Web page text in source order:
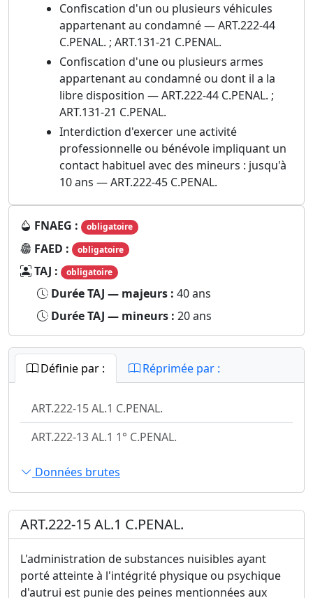
Confiscation d'un ou plusieurs véhicules
appartenant au condamné — ART.222-44
C.PENAL. ; ART.131-21 C.PENAL.
Confiscation d'une ou plusieurs armes
appartenant au condamné ou dont il a la
libre disposition — ART.222-44 C.PENAL. ;
ART.131-21 C.PENAL.
Interdiction d'exercer une activité
professionnelle ou bénévole impliquant un
contact habituel avec des mineurs : jusqu'à
10 ans — ART.222-45 C.PENAL.
FNAEG : obligatoire
FAED : obligatoire
TAJ : obligatoire
Durée TAJ — majeurs : 40 ans
Durée TAJ — mineurs : 20 ans
Définie par : Réprimée par :
ART.222-15 AL.1 C.PENAL.
ART.222-13 AL.1 1° C.PENAL.
Données brutes
ART.222-15 AL.1 C.PENAL.
L'administration de substances nuisibles ayant
porté atteinte à l'intégrité physique ou psychique
d'autrui est punie des peines mentionnées aux